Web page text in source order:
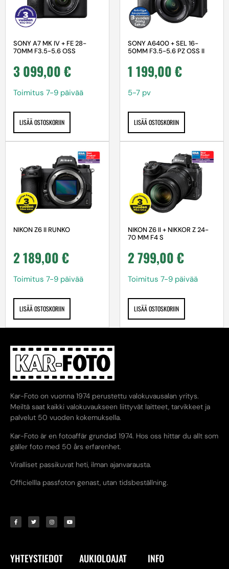
SONY A7 MK IV + FE 28-
70MM F3.5-5.6 OSS
3 099,00€
Toimitus 7-9 päivää
LISÄÄ OSTOSKORIIN
SONY A6400 + SEL 16-
50MM F3.5-5.6 PZ OSS II
1 199,00€
5-7 pv
LISÄÄ OSTOSKORIIN
NIKON Z6 II RUNKO
2 189,00€
Toimitus 7-9 päivää
LISÄÄ OSTOSKORIIN
NIKON Z6 II + NIKKOR Z 24-
70 MM F4 S
2 799,00€
Toimitus 7-9 päivää
LISÄÄ OSTOSKORIIN
Kar-Foto on vuonna 1974 perustettu valokuvausalan yritys.
Meiltä saat kaikki valokuvaukseen liittyvät laitteet, tarvikkeet ja
palvelut 50 vuoden kokemuksella.
Kar-Foto är en fotoaffär grundad 1974. Hos oss hittar du allt som
gäller foto med 50 års erfarenhet.
Viralliset passikuvat heti, ilman ajanvarausta.
Officiellla passfoton genast, utan tidsbeställning.
YHTEYSTIEDOT AUKIOLOAJAT INFO